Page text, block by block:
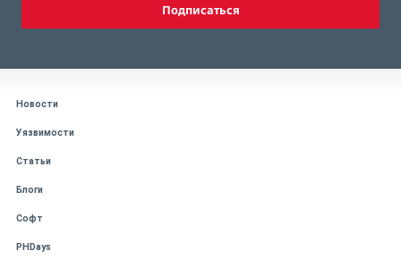
Подписаться
Новости
Уязвимости
Статьи
Блоги
Софт
PHDays